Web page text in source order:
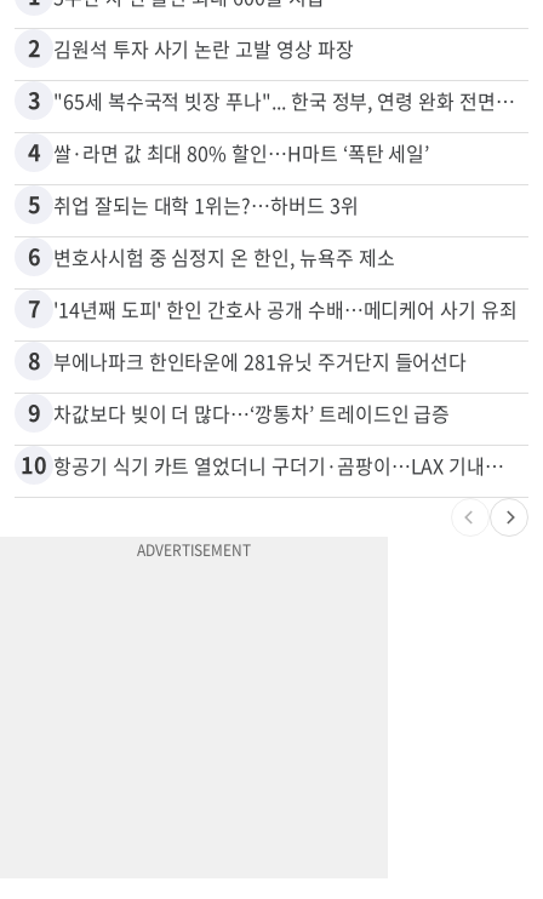
많이 본 뉴스
1 5주간 차 안 몰면 최대 600불 지급
2 김원석 투자 사기 논란 고발 영상 파장
3
4 쌀·라면 값 최대 80% 할인…H마트 ‘폭탄 세일’
5 취업 잘되는 대학 1위는?…하버드 3위
6 변호사시험 중 심정지 온 한인, 뉴욕주 제소
7 '14년째 도피' 한인 간호사 공개 수배…메디케어 사기 유죄
8 부에나파크 한인타운에 281유닛 주거단지 들어선다
9 차값보다 빚이 더 많다…‘깡통차’ 트레이드인 급증
항공기 식기 카트 열었더니 구더기·곰팡이…LAX 기내식 업체 논란